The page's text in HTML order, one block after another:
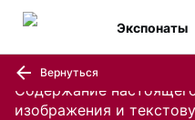
Содержание
изображения и
Экспонаты
Вернуться